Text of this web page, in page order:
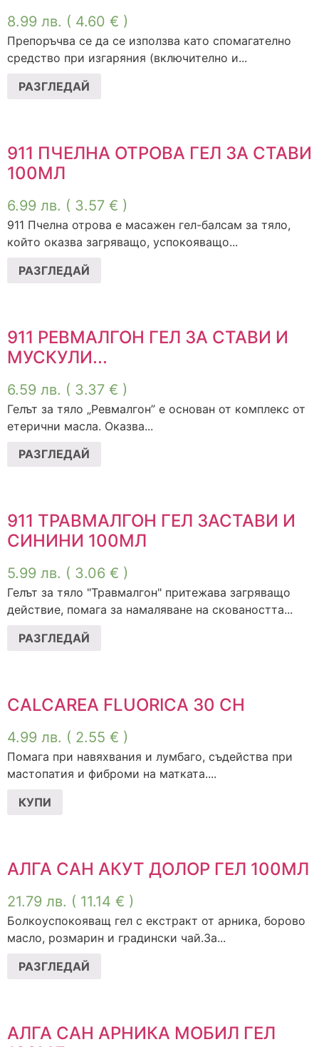
8.99 лв. ( 4.60 € )
Препоръчва се да се използва като спомагателно
средство при изгаряния (включително и...
РАЗГЛЕДАЙ
911 ПЧЕЛНА ОТРОВА ГЕЛ ЗА СТАВИ
100МЛ
6.99 лв. ( 3.57 € )
911 Пчелна отрова е масажен гел-балсам за тяло,
който оказва загряващо, успокояващо...
РАЗГЛЕДАЙ
911 РЕВМАЛГОН ГЕЛ ЗА СТАВИ И
МУСКУЛИ...
6.59 лв. ( 3.37 € )
Гелът за тяло „Ревмалгон” е основан от комплекс от
етерични масла. Оказва...
РАЗГЛЕДАЙ
911 ТРАВМАЛГОН ГЕЛ ЗАСТАВИ И
СИНИНИ 100МЛ
5.99 лв. ( 3.06 € )
Гелът за тяло "Травмалгон" притежава загряващо
действие, помага за намаляване на сковаността...
РАЗГЛЕДАЙ
CALCAREA FLUORICA 30 CH
4.99 лв. ( 2.55 € )
Помага при нaвяхвания и лумбаго, съдейства при
мастопатия и фиброми на матката....
КУПИ
АЛГА САН АКУТ ДОЛОР ГЕЛ 100МЛ
21.79 лв. ( 11.14 € )
Болкоуспокояващ гел с екстракт от арника, борово
масло, розмарин и градински чай.За...
РАЗГЛЕДАЙ
АЛГА САН АРНИКА МОБИЛ ГЕЛ